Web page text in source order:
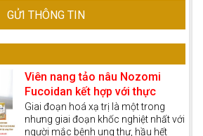
GỬI THÔNG TIN
Viên nang tảo nâu Nozomi
Fucoidan kết hợp với thực
dưỡng miễn dịch giúp bệnh
nhân ung thư vượt qua giai
Giai đoạn hoá xạ trị là một trong
nhưng giai đoạn khốc nghiệt nhất với
người mắc bệnh ung thư, hầu hết